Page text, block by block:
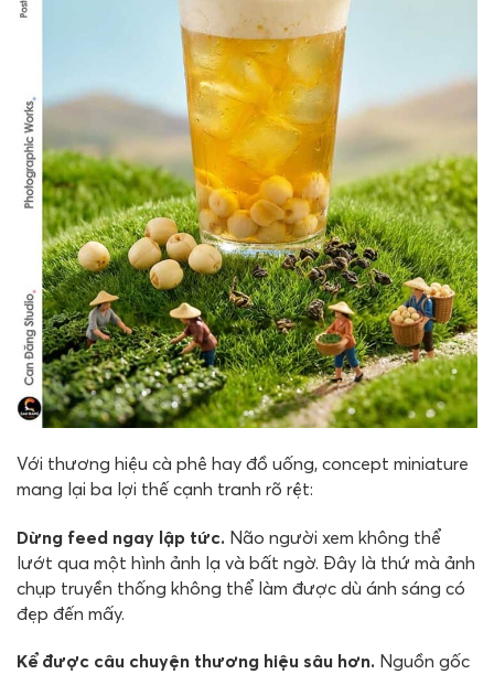
Với thương hiệu cà phê hay đồ uống, concept miniature
mang lại ba lợi thế cạnh tranh rõ rệt:
Dừng feed ngay lập tức. Não người xem không thể
lướt qua một hình ảnh lạ và bất ngờ. Đây là thứ mà ảnh
chụp truyền thống không thể làm được dù ánh sáng có
đẹp đến mấy.
Kể được câu chuyện thương hiệu sâu hơn. Nguồn gốc